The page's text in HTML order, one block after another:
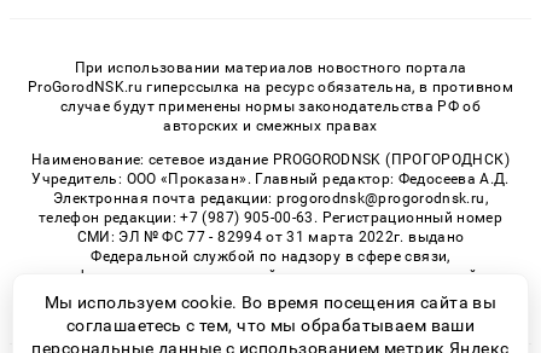
При использовании материалов новостного портала
ProGorodNSK.ru гиперссылка на ресурс обязательна, в противном
случае будут применены нормы законодательства РФ об
авторских и смежных правах
Наименование: сетевое издание PROGORODNSK (ПРОГОРОДНСК)
Учредитель: ООО «Проказан». Главный редактор: Федосеева А.Д.
Электронная почта редакции: progorodnsk@progorodnsk.ru,
телефон редакции: +7 (987) 905-00-63. Регистрационный номер
СМИ: ЭЛ № ФС 77 - 82994 от 31 марта 2022г. выдано
Федеральной службой по надзору в сфере связи,
информационных технологий и массовых коммуникаций.
Возрастная категория сайта 16+.
Мы используем cookie. Во время посещения сайта вы
соглашаетесь с тем, что мы обрабатываем ваши
персональные данные с использованием метрик Яндекс